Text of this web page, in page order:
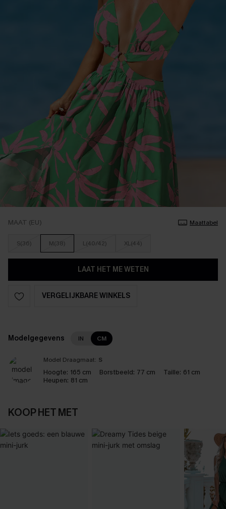
MAAT (EU) Maattabel
S(36) M(38) L(40/42) XL(44)
LAAT HET ME WETEN
VERGELIJKBARE WINKELS
Modelgegevens IN CM
Model Draagmaat: S
Hoogte: 165 cm Borstbeeld: 77 cm Taille: 61 cm
Heupen: 81 cm
KOOP HET MET